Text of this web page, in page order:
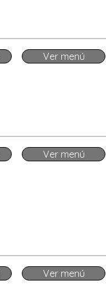
Ver menú
Ver menú
Ver menú